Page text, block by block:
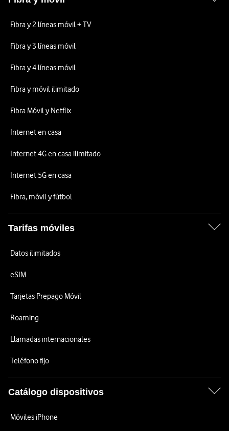
Fibra y 2 líneas móvil + TV
Fibra y 3 líneas móvil
Fibra y 4 líneas móvil
Fibra y móvil ilimitado
Fibra Móvil y Netflix
Internet en casa
Internet 4G en casa ilimitado
Internet 5G en casa
Fibra, móvil y fútbol
Tarifas móviles
Datos ilimitados
eSIM
Tarjetas Prepago Móvil
Roaming
Llamadas internacionales
Teléfono fijo
Catálogo dispositivos
Móviles iPhone